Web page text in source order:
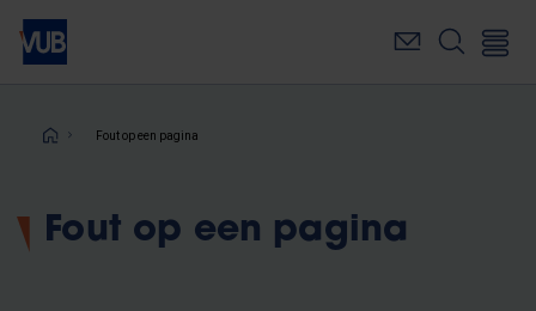
Overslaan
naar
inhoudKruimelpad
Fout op een pagina
Fout op een pagina